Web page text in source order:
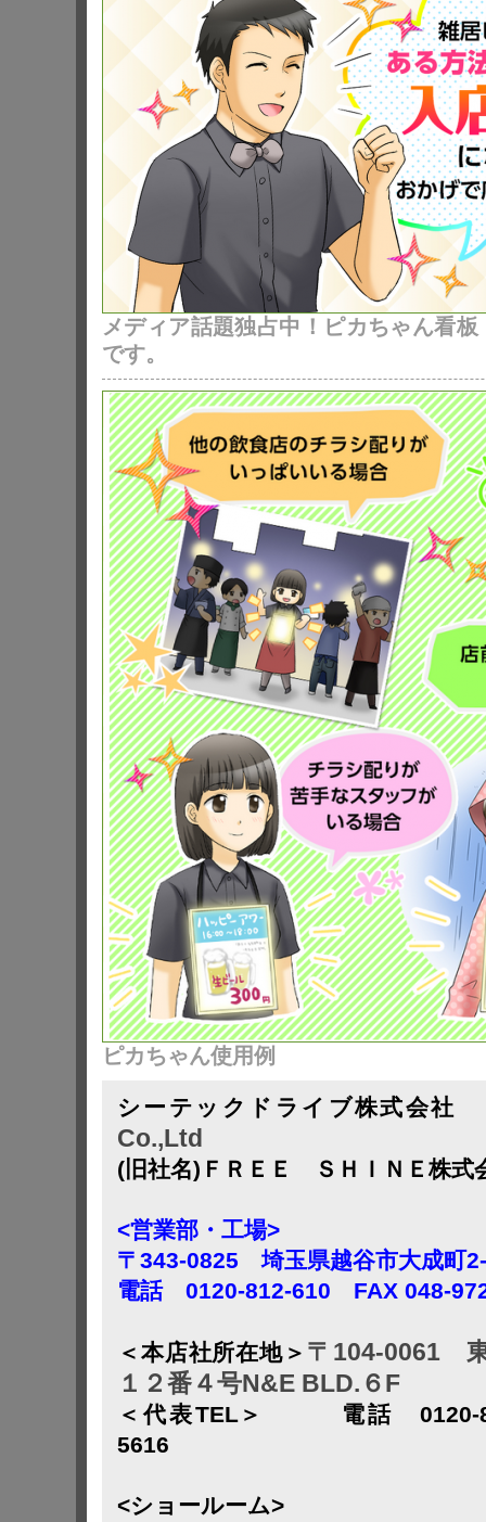
メディア話題独占中！ピカちゃん看
です。
ピカちゃん使用例
シーテックドライブ株式会社
Co.,Ltd
(旧社名)ＦＲＥＥ ＳＨＩＮＥ株
<営業部・工場>
〒343-0825 埼玉県越谷市大成町
電話 0120-812-610 FAX 048-
＜本店社所在地＞ 〒104-0061
１２番４号N&E BLD.６F
＜代表TEL＞ 電話 0120-
5616
<ショールーム>